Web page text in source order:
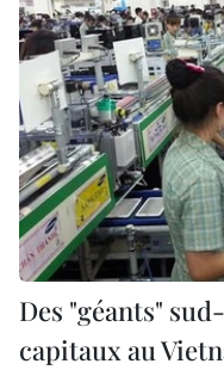
Des "géants"
capitaux au